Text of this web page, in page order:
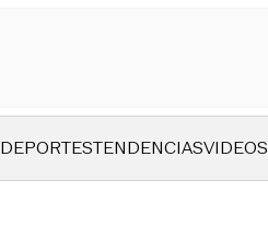
DEPORTESTENDENCIASVIDEOS